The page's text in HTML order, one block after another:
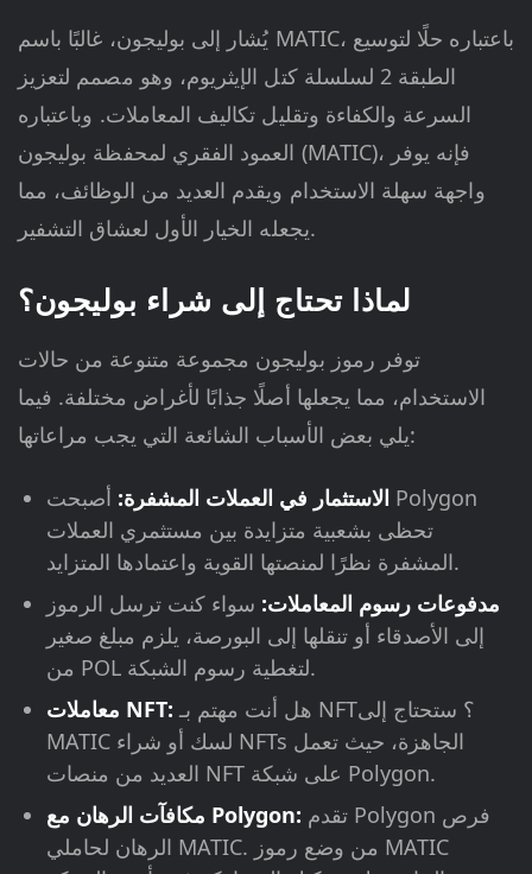
يُشار إلى بوليجون، غالبًا باسم MATIC، باعتباره حلًا لتوسيع
الطبقة 2 لسلسلة كتل الإيثريوم، وهو مصمم لتعزيز
السرعة والكفاءة وتقليل تكاليف المعاملات. وباعتباره
العمود الفقري لمحفظة بوليجون (MATIC)، فإنه يوفر
واجهة سهلة الاستخدام ويقدم العديد من الوظائف، مما
يجعله الخيار الأول لعشاق التشفير.
لماذا تحتاج إلى شراء بوليجون؟
توفر رموز بوليجون مجموعة متنوعة من حالات
الاستخدام، مما يجعلها أصلًا جذابًا لأغراض مختلفة. فيما
يلي بعض الأسباب الشائعة التي يجب مراعاتها:
الاستثمار في العملات المشفرة: أصبحت Polygon
تحظى بشعبية متزايدة بين مستثمري العملات
المشفرة نظرًا لمنصتها القوية واعتمادها المتزايد.
مدفوعات رسوم المعاملات: سواء كنت ترسل الرموز
إلى الأصدقاء أو تنقلها إلى البورصة، يلزم مبلغ صغير
من POL لتغطية رسوم الشبكة.
معاملات NFT: هل أنت مهتم بـ NFT؟ ستحتاج إلى
MATIC لسك أو شراء NFTs الجاهزة، حيث تعمل
العديد من منصات NFT على شبكة Polygon.
مكافآت الرهان مع Polygon: تقدم Polygon فرص
الرهان لحاملي MATIC. من وضع رموز MATIC